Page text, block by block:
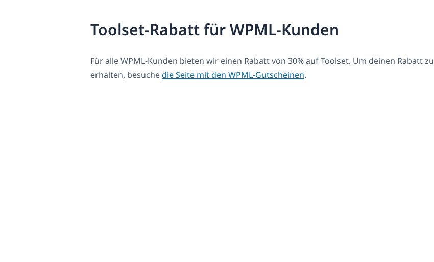
Toolset-Rabatt für WPML-Kunden
Für alle WPML-Kunden bieten wir einen Rabatt von 30% auf Toolset. Um deinen Rabatt zu
erhalten, besuchedie Seite mit den WPML-Gutscheinen.